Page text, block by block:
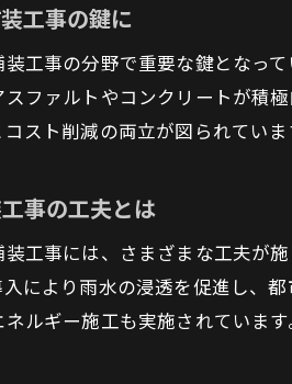
路面
舗装
利用
工事の鍵に
工事の分野で重要な鍵となっ
ファルトやコンクリートが積
スト削減の両立が図られてい
事の工夫とは
工事には、さまざまな工夫が
により雨水の浸透を促進し、
ルギー施工も実施されていま